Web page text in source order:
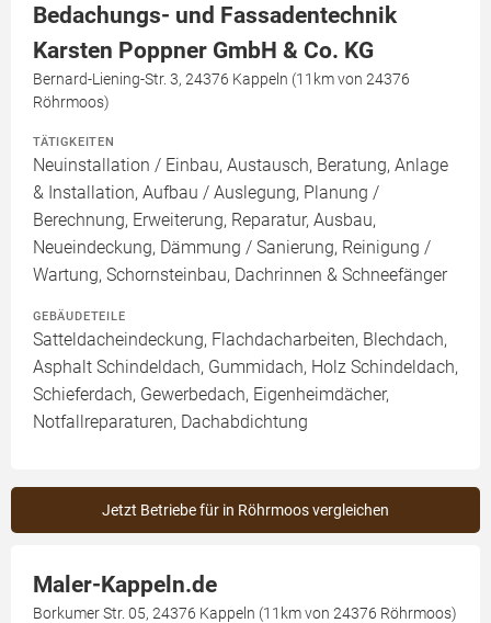
Bedachungs- und Fassadentechnik
Karsten Poppner GmbH & Co. KG
Bernard-Liening-Str. 3, 24376 Kappeln (11km von 24376
Röhrmoos)
TÄTIGKEITEN
Neuinstallation / Einbau, Austausch, Beratung, Anlage
& Installation, Aufbau / Auslegung, Planung /
Berechnung, Erweiterung, Reparatur, Ausbau,
Neueindeckung, Dämmung / Sanierung, Reinigung /
Wartung, Schornsteinbau, Dachrinnen & Schneefänger
GEBÄUDETEILE
Satteldacheindeckung, Flachdacharbeiten, Blechdach,
Asphalt Schindeldach, Gummidach, Holz Schindeldach,
Schieferdach, Gewerbedach, Eigenheimdächer,
Notfallreparaturen, Dachabdichtung
Jetzt Betriebe für in Röhrmoos vergleichen
Maler-Kappeln.de
Borkumer Str. 05, 24376 Kappeln (11km von 24376 Röhrmoos)